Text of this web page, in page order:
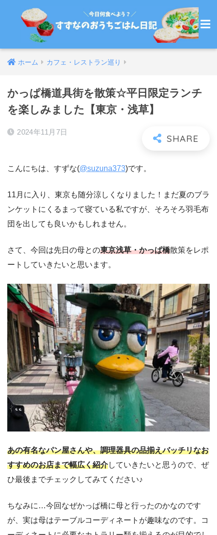
ホーム カフェ・レストラン巡り
かっぱ橋道具街を散策☆平日限定ランチ
を楽しみました【東京・浅草】
2024年11月7日
こんにちは、すずな(@suzuna373)です。
11月に入り、東京も随分涼しくなりました！まだ夏のブラ
ンケットにくるまって寝ている私ですが、そろそろ羽毛布
団を出しても良いかもしれません。
さて、今回は先日の母との東京浅草・かっぱ橋散策をレポ
ートしていきたいと思います。
あの有名なパン屋さんや、調理器具の品揃えバッチリなお
すすめのお店まで幅広く紹介していきたいと思うので、ぜ
ひ最後までチェックしてみてください♪
ちなみに…今回なぜかっぱ橋に母と行ったのかなのです
が、実は母はテーブルコーディネートが趣味なのです。コ